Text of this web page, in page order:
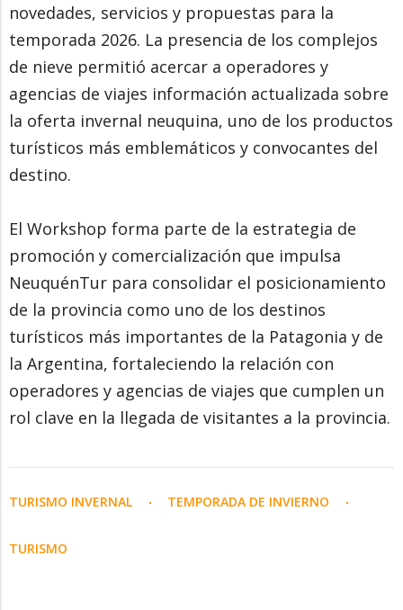
novedades, servicios y propuestas para la
temporada 2026. La presencia de los complejos
de nieve permitió acercar a operadores y
agencias de viajes información actualizada sobre
la oferta invernal neuquina, uno de los productos
turísticos más emblemáticos y convocantes del
destino.
El Workshop forma parte de la estrategia de
promoción y comercialización que impulsa
NeuquénTur para consolidar el posicionamiento
de la provincia como uno de los destinos
turísticos más importantes de la Patagonia y de
la Argentina, fortaleciendo la relación con
operadores y agencias de viajes que cumplen un
rol clave en la llegada de visitantes a la provincia.
TURISMO INVERNAL TEMPORADA DE INVIERNO
TURISMO